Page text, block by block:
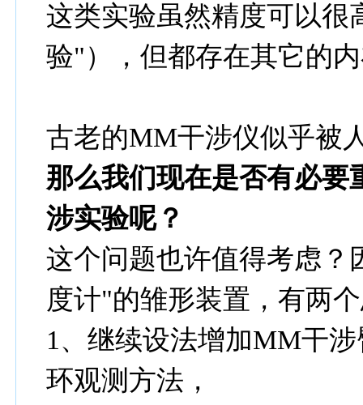
这类实验虽然精度可以很
验"），但都存在其它的
古老的MM干涉仪似乎被
那么我们现在是否有必
涉实验呢？
这个问题也许值得考虑？
度计"的雏形装置，有两
1、继续设法增加MM干
环观测方法，